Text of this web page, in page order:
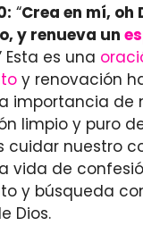
“Crea en mí, oh
y renueva un
Esta es una
y renovación
importancia de
limpio y puro
cuidar nuestro
vida de
y búsqueda
Dios.